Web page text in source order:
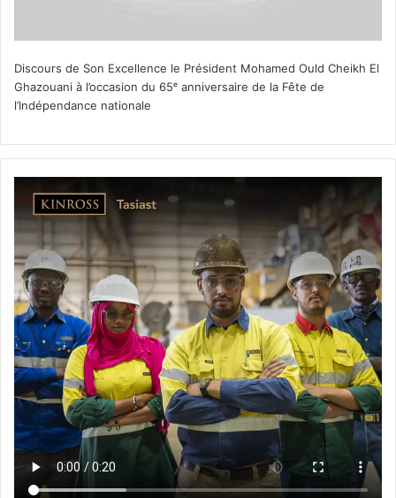
Discours de Son Excellence le Président Mohamed Ould Cheikh El
Ghazouani à l’occasion du 65ᵉ anniversaire de la Fête de
l’Indépendance nationale